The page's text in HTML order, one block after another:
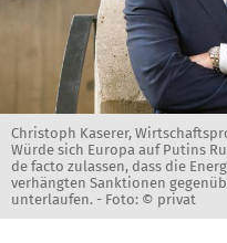
Christoph Kaserer,
Würde sich Europa auf Putins
de facto zulassen, dass die
verhängten Sanktionen
unterlaufen. - Foto: © privat